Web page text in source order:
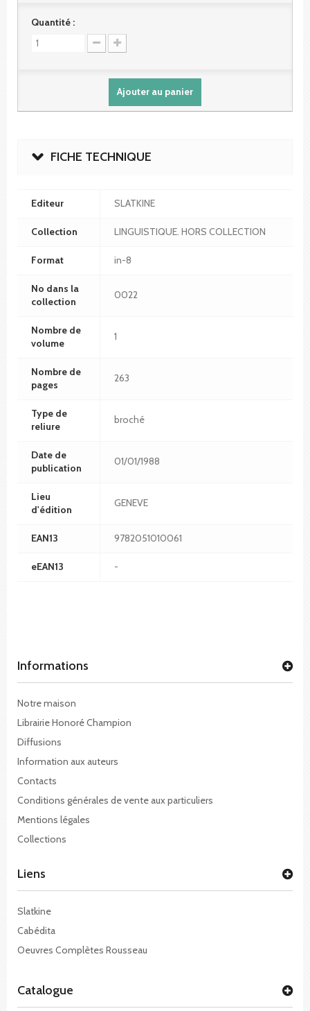
Quantité :
Ajouter au panier
FICHE TECHNIQUE
Editeur SLATKINE
Collection LINGUISTIQUE. HORS COLLECTION
Format in-8
No dans la
collection
0022
Nombre de
volume
1
Nombre de
pages
263
Type de
reliure
broché
Date de
publication
01/01/1988
Lieu
d'édition
GENEVE
EAN13 9782051010061
eEAN13 -
Informations
Notre maison
Librairie Honoré Champion
Diffusions
Information aux auteurs
Contacts
Conditions générales de vente aux particuliers
Mentions légales
Collections
Liens
Slatkine
Cabédita
Oeuvres Complètes Rousseau
Catalogue